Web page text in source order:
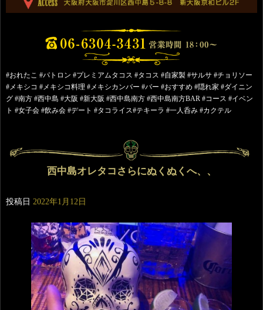
#おれたこ #パトロン #プレミアムタコス #タコス #自家製 #サルサ #チョリソー
#メキシコ #メキシコ料理 #メキシカンバー #バー #おすすめ #隠れ家 #ダイニン
グ #南方 #西中島 #大阪 #新大阪 #西中島南方 #西中島南方BAR #コース #イベン
ト #女子会 #飲み会 #デート #タコライス#テキーラ #一人呑み #カクテル
西中島オレタコさらにぬくぬくへ、、
投稿日 2022年1月12日